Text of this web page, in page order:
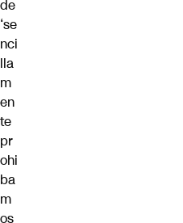
de
‘se
nci
lla
m
en
te
pr
ohi
ba
m
os